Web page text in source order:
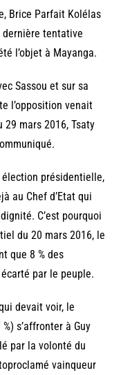
Brice Parfait Kolélas
tentative
l’objet à Mayanga.
Sassou et sur sa
l’opposition venait
29 mars 2016, Tsaty
présidentielle,
au Chef d’Etat qui
C’est pourquoi
du 20 mars 2016, le
que 8 % des
par le peuple.
devait voir, le
s’affronter à Guy
par la volonté du
vainqueur